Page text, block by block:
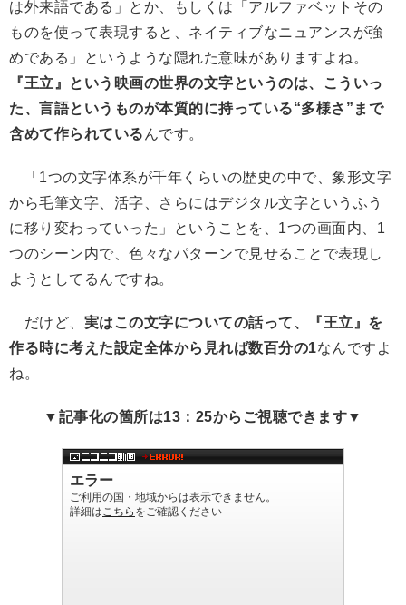
は外来語である」とか、もしくは「アルファベットその
ものを使って表現すると、ネイティブなニュアンスが強
めである」というような隠れた意味がありますよね。
『王立』という映画の世界の文字というのは、こういっ
た、言語というものが本質的に持っている“多様さ”まで
含めて作られている んです。
「1つの文字体系が千年くらいの歴史の中で、象形文字
から毛筆文字、活字、さらにはデジタル文字というふう
に移り変わっていった」ということを、1つの画面内、1
つのシーン内で、色々なパターンで見せることで表現し
ようとしてるんですね。
だけど、 実はこの文字についての話って、『王立』を
作る時に考えた設定全体から見れば数百分の1なんですよ
ね。
▼記事化の箇所は13：25からご視聴できます▼